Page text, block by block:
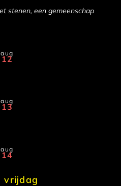
stenen, een gemeenschap
aug
12
aug
13
aug
14
vrijdag